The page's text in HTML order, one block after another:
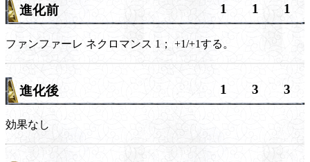
進化前 1 1 1
ファンファーレ ネクロマンス 1； +1/+1する。
進化後 1 3 3
効果なし